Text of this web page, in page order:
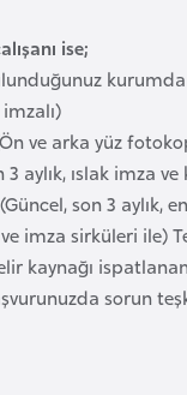
ise;
kurumda
ve arka yüz
aylık, ıslak imza ve
son 3 aylık,
imza sirküleri ile)
kaynağı
sorun